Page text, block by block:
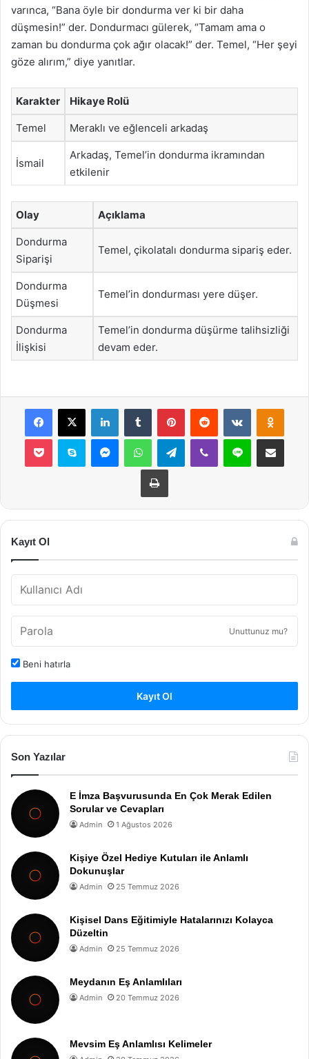
varınca, “Bana öyle bir dondurma ver ki bir daha
düşmesin!” der. Dondurmacı gülerek, “Tamam ama o
zaman bu dondurma çok ağır olacak!” der. Temel, “Her şeyi
göze alırım,” diye yanıtlar.
Karakter Hikaye Rolü
Temel Meraklı ve eğlenceli arkadaş
İsmail
Arkadaş, Temel’in dondurma ikramından
etkilenir
Olay Açıklama
Dondurma
Siparişi
Temel, çikolatalı dondurma sipariş eder.
Dondurma
Düşmesi
Temel’in dondurması yere düşer.
Dondurma
İlişkisi
Temel’in dondurma düşürme talihsizliği
devam eder.
Facebook
X LinkedInTumblr PinterestReddit VKontakte
Pocket Skype MessengerWhatsAppTelegramViber Line E-Posta ile
Yazdır
Kayıt Ol
Unuttunuz mu?
Beni hatırla
Kayıt Ol
Son Yazılar
E İmza Başvurusunda En Çok Merak Edilen
Sorular ve Cevapları
Admin 1 Ağustos 2026
Kişiye Özel Hediye Kutuları ile Anlamlı
Dokunuşlar
Admin 25 Temmuz 2026
Kişisel Dans Eğitimiyle Hatalarınızı Kolayca
Düzeltin
Admin 25 Temmuz 2026
Meydanın Eş Anlamlıları
Admin 20 Temmuz 2026
Mevsim Eş Anlamlısı Kelimeler